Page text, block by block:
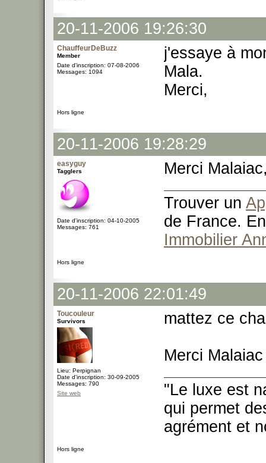
20-11-2006 19:26:30
ChauffeurDeBuzz
Member
Date d'inscription: 07-08-2006
Messages: 1094
j'essaye à
Mala.
Merci,
Hors ligne
20-11-2006 19:28:29
easyguy
Tagglers
Date d'inscription: 04-10-2005
Messages: 761
Merci
Trouver un
de France.
Immobilier
Hors ligne
20-11-2006 22:01:49
Toucouleur
Survivors
Lieu: Perpignan
Date d'inscription: 30-09-2005
Messages: 790
Site web
mattez ce
Merci Malaiac
"Le luxe est
qui permet
agrément et
Hors ligne